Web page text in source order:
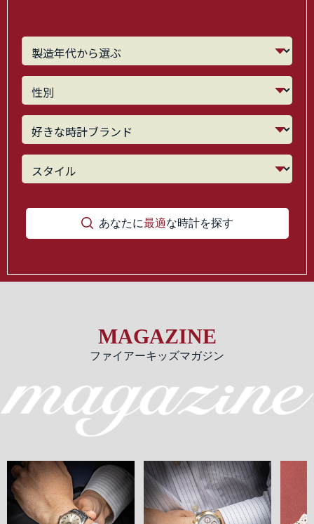
あなたに最適な時計を探す
MAGAZINE
ファイアーキッズマガジン